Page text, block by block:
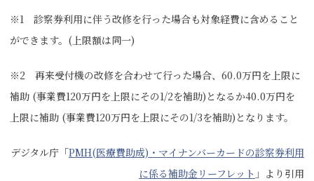
※1 診察券利用に伴う改修を行った場合も対象経費に含めること
ができます。(上限額は同一)
※2 再来受付機の改修を合わせて行った場合、60.0万円を上限に
補助 (事業費120万円を上限にその1/2を補助)となるか40.0万円を
上限に補助 (事業費120万円を上限にその1/3を補助)となります。
デジタル庁「PMH(医療費助成)・マイナンバーカードの診察券利用
に係る補助金リーフレット 」より引用